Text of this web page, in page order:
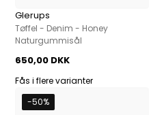
Glerups
Tøffel - Denim - Honey
Naturgummisål
650,00 DKK
Fås i flere varianter
-50%